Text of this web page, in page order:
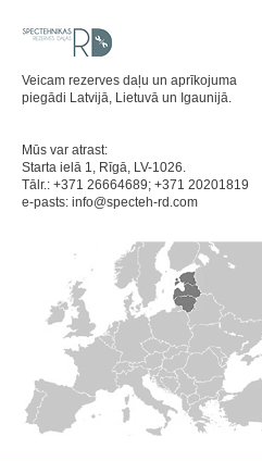
Veicam rezerves daļu un aprīkojuma
piegādi Latvijā, Lietuvā un Igaunijā.
Mūs var atrast:
Starta ielā 1, Rīgā, LV-1026.
Tālr.: +371 26664689; +371 20201819
e-pasts: info@specteh-rd.com